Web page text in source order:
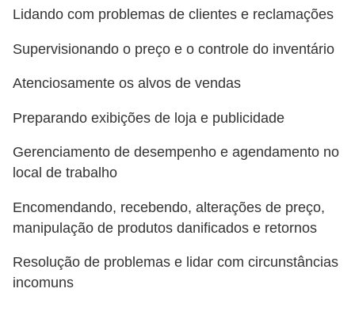
Lidando com problemas de clientes e reclamações
Supervisionando o preço e o controle do inventário
Atenciosamente os alvos de vendas
Preparando exibições de loja e publicidade
Gerenciamento de desempenho e agendamento no
local de trabalho
Encomendando, recebendo, alterações de preço,
manipulação de produtos danificados e retornos
Resolução de problemas e lidar com circunstâncias
incomuns
a
i
a
5
1
0
M
T
R